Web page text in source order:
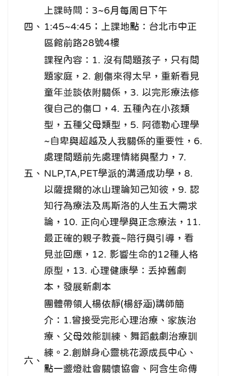
四、
上課時間：3~6月每周日下午
1:45~4:45；上課地點：台北巿中正
區館前路28號4樓
五、
課程內容：1. 沒有問題孩子，只有問
題家庭，2. 創傷來得太早，重新看見
童年並談依附關係，3. 以完形療法修
復自己的傷口，4. 五種內在小孩類
型，五種父母類型，5. 阿德勒心理學
~自卑與超越及人我關係的重要性，6.
處理問題前先處理情緒與壓力，7.
NLP,TA,PET學派的溝通成功學，8.
以薩提爾的冰山理論知己知彼，9. 認
知行為療法及馬斯洛的人生五大需求
論，10. 正向心理學與正念療法，11.
最正確的親子教養~陪行與引導，看
見並回應，12. 影響生命的12種人格
原型，13. 心理健康學：丟掉舊劇
本，發展新劇本
六、
團體帶領人楊依靜(楊舒涵)講師簡
介：1.曾接受完形心理治療、家族治
療、父母效能訓練、舞蹈戲劇治療訓
練。2.創辦身心靈桃花源成長中心、
點一盞燈社會關懷協會、阿含生命傳